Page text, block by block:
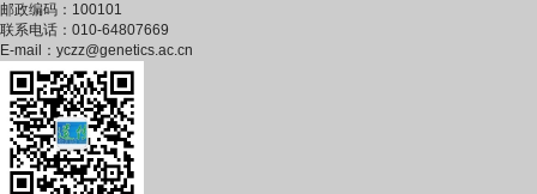
邮政编码：100101
联系电话：010-64807669
E-mail：yczz@genetics.ac.cn